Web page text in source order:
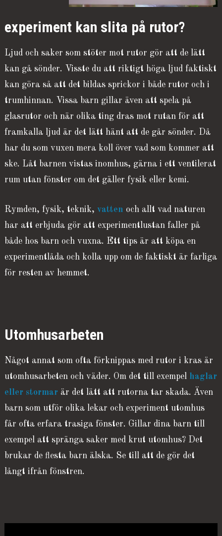
experiment kan slita på rutor?
Ljud och saker som stöter mot rutor gör att de lätt
kan gå sönder. Visste du att riktigt höga ljud faktiskt
kan göra så att det bildas sprickor i både rutor och i
trumhinnan. Vissa barn gillar även att spela på
glasrutor och när olika ting dras mot rutan för att
framkalla ljud är det lätt hänt att de går sönder. Då
har du som vuxen mera koll över vad som kommer att
ske. Låt barnen vistas inomhus, gärna i ett ventilerat
rum utan fönster om det gäller fysik eller kemi.
Rymden, fysik, teknik, vatten och allt vad naturen
har att erbjuda gör att experimentlustan faller på
både hos barn och vuxna. Ett tips är att köpa en
experimentlåda och kolla upp om de faktiskt är farliga
för resten av hemmet.
Utomhusarbeten
Något annat som ofta förknippas med rutor i kras är
utomhusarbeten och väder. Om det till exempel
haglar
eller stormarär det lätt att rutorna tar skada. Även
barn som utför olika lekar och experiment utomhus
får ofta erfara trasiga fönster. Gillar dina barn till
exempel att spränga saker med krut utomhus? Det
brukar de flesta barn älska. Se till att de gör det
långt ifrån fönstren.